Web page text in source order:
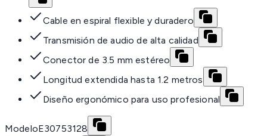
Cable en espiral flexible y duradero
Transmisión de audio de alta calidad
Conector de 3.5 mm estéreo
Longitud extendida hasta 1.2 metros
Diseño ergonómico para uso profesional
ModeloE30753128